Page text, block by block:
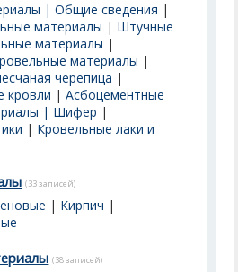
| Общие сведения |
материалы | Штучные
материалы |
материалы |
черепица |
кровли |Асбоцементные
| Шифер |
| Кровельные лаки и
(33 записей)
| Кирпич |
(38 записей)